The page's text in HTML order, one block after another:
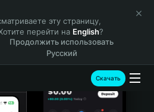
эту страницу,
перейти на English?
Продолжить использовать
Русский
Скачать